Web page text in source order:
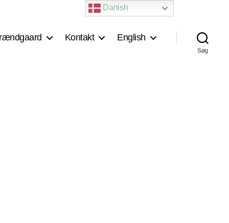
Kontakt English
Søg
Danish